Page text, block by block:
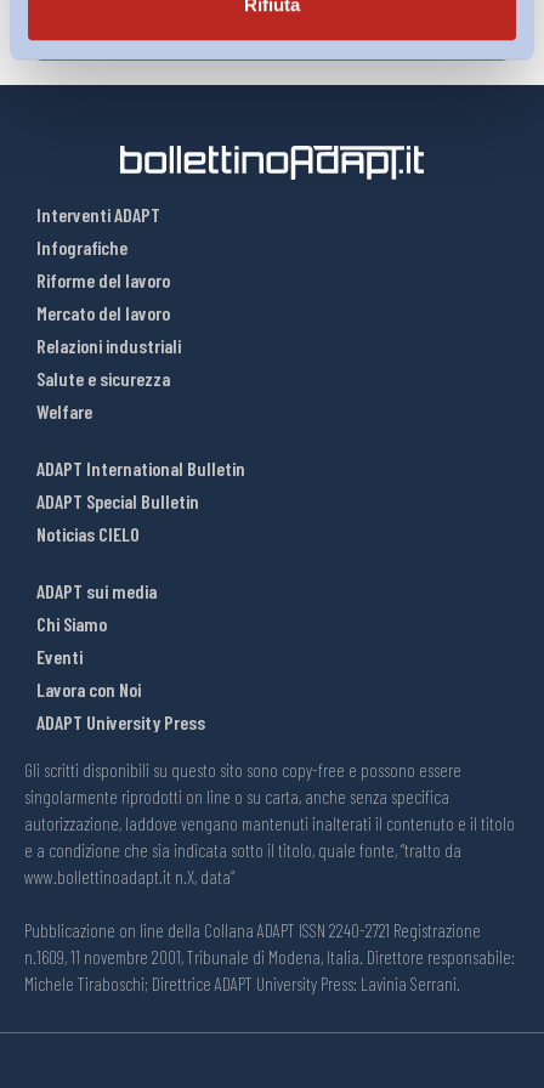
Rifiuta
Interventi ADAPT
Infografiche
Riforme del lavoro
Mercato del lavoro
Relazioni industriali
Salute e sicurezza
Welfare
ADAPT International Bulletin
ADAPT Special Bulletin
Noticias CIELO
ADAPT sui media
Chi Siamo
Eventi
Lavora con Noi
ADAPT University Press
Gli scritti disponibili su questo sito sono copy-free e possono essere
singolarmente riprodotti on line o su carta, anche senza specifica
autorizzazione, laddove vengano mantenuti inalterati il contenuto e il titolo
e a condizione che sia indicata sotto il titolo, quale fonte, “tratto da
www.bollettinoadapt.it n.X, data“
Pubblicazione on line della Collana ADAPT ISSN 2240-2721 Registrazione
n.1609, 11 novembre 2001, Tribunale di Modena, Italia. Direttore responsabile:
Michele Tiraboschi; Direttrice ADAPT University Press: Lavinia Serrani.